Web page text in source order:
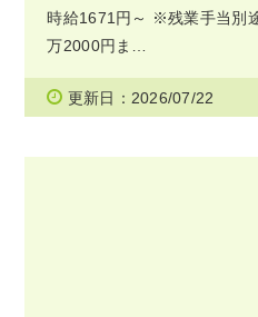
時給1671円～ ※残業手当別
万2000円ま…
更新日：2026/07/22